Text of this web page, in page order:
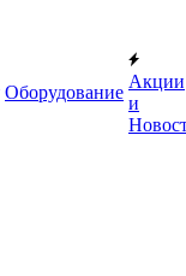
Оборудование
Акции
и